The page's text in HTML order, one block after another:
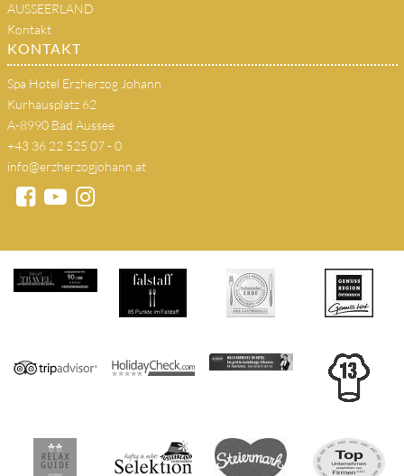
AUSSEERLAND
Kontakt
KONTAKT
Spa Hotel Erzherzog Johann
Kurhausplatz 62
A-8990 Bad Aussee
+43 36 22 525 07 - 0
info@erzherzogjohann.at